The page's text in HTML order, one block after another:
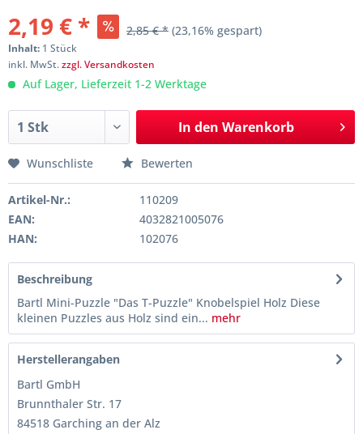
2,19 € * 2,85 € * (23,16% gespart)
Inhalt: 1 Stück
inkl. MwSt.zzgl. Versandkosten
Auf Lager, Lieferzeit 1-2 Werktage
In den Warenkorb
Wunschliste Bewerten
Artikel-Nr.:
110209
EAN:
4032821005076
HAN:
102076
Beschreibung
Bartl Mini-Puzzle "Das T-Puzzle" Knobelspiel Holz Diese
kleinen Puzzles aus Holz sind ein... mehr
Herstellerangaben
Bartl GmbH
Brunnthaler Str. 17
84518 Garching an der Alz